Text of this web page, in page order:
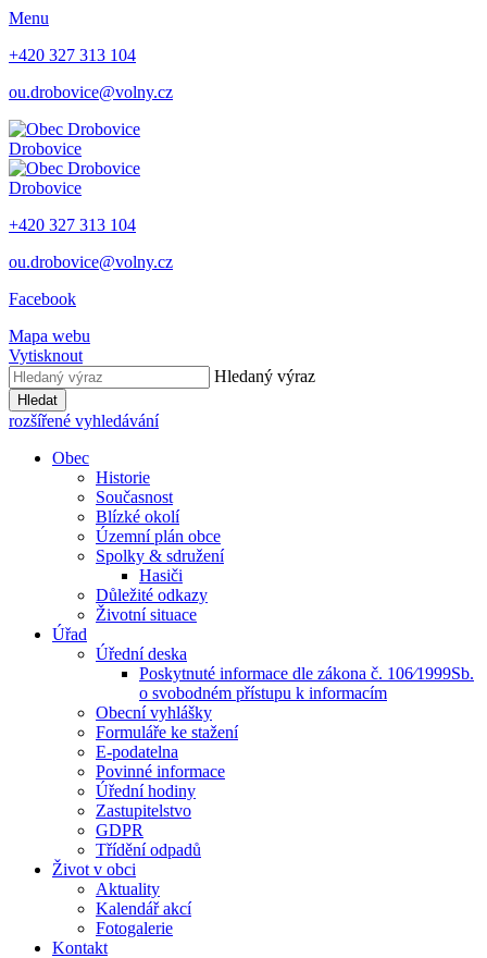
Menu
+420 327 313 104
ou.drobovice@volny.cz
Drobovice
Drobovice
+420 327 313 104
ou.drobovice@volny.cz
Facebook
Mapa webu
Vytisknout
Hledaný výraz
Hledat
rozšířené vyhledávání
Obec
Historie
Současnost
Blízké okolí
Územní plán obce
Spolky & sdružení
Hasiči
Důležité odkazy
Životní situace
Úřad
Úřední deska
Poskytnuté informace dle zákona č. 106⁄1999Sb.
o svobodném přístupu k informacím
Obecní vyhlášky
Formuláře ke stažení
E-podatelna
Povinné informace
Úřední hodiny
Zastupitelstvo
GDPR
Třídění odpadů
Život v obci
Aktuality
Kalendář akcí
Fotogalerie
Kontakt